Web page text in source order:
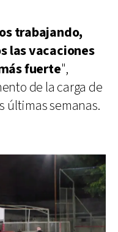
trabajando,
las vacaciones
fuerte",
de la carga de
últimas semanas.